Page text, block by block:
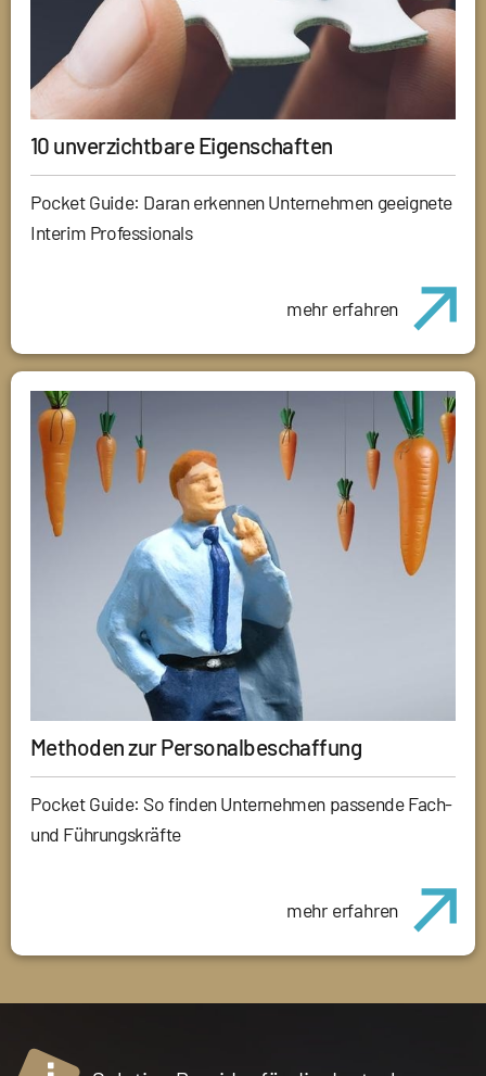
10 unverzichtbare Eigenschaften
Pocket Guide: Daran erkennen Unternehmen geeignete
Interim Professionals
mehr erfahren
Methoden zur Personalbeschaffung
Pocket Guide: So finden Unternehmen passende Fach-
und Führungskräfte
mehr erfahren